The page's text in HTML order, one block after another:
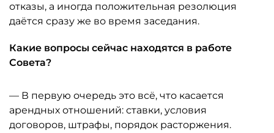
отказы, а иногда положительная резолюция
даётся сразу же во время заседания.
Какие вопросы сейчас находятся в работе
Совета?
— В первую очередь это всё, что касается
арендных отношений: ставки, условия
договоров, штрафы, порядок расторжения.